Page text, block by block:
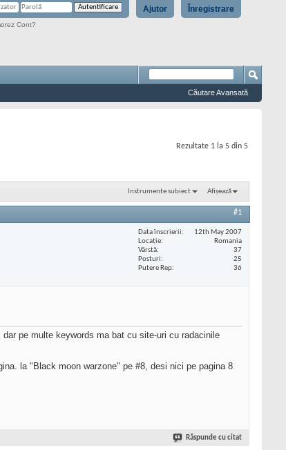
Înregistrare
Ajutor
Cont?
Căutare Avansată
Rezultate 1 la 5 din 5
Instrumente subiect Afișează
#1
Data înscrierii
12th May 2007
Locaţie
Romania
Vârstă
37
Posturi
25
Putere Rep
36
pe multe keywords ma bat cu site-uri cu radacinile
la "Black moon warzone" pe #8, desi nici pe pagina 8
Răspunde cu citat